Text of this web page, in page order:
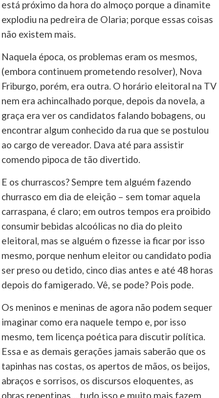
está próximo da hora do almoço porque a dinamite
explodiu na pedreira de Olaria; porque essas coisas
não existem mais.
Naquela época, os problemas eram os mesmos,
(embora continuem prometendo resolver), Nova
Friburgo, porém, era outra. O horário eleitoral na TV
nem era achincalhado porque, depois da novela, a
graça era ver os candidatos falando bobagens, ou
encontrar algum conhecido da rua que se postulou
ao cargo de vereador. Dava até para assistir
comendo pipoca de tão divertido.
E os churrascos? Sempre tem alguém fazendo
churrasco em dia de eleição – sem tomar aquela
carraspana, é claro; em outros tempos era proibido
consumir bebidas alcoólicas no dia do pleito
eleitoral, mas se alguém o fizesse ia ficar por isso
mesmo, porque nenhum eleitor ou candidato podia
ser preso ou detido, cinco dias antes e até 48 horas
depois do famigerado. Vê, se pode? Pois pode.
Os meninos e meninas de agora não podem sequer
imaginar como era naquele tempo e, por isso
mesmo, tem licença poética para discutir política.
Essa e as demais gerações jamais saberão que os
tapinhas nas costas, os apertos de mãos, os beijos,
abraços e sorrisos, os discursos eloquentes, as
obras repentinas… tudo isso e muito mais fazem